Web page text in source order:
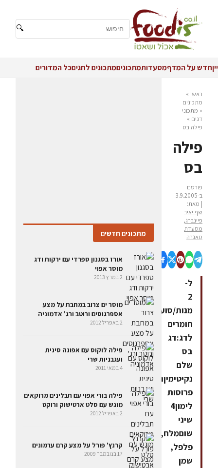
🔍
ייןחדש על המדףמסעדותמתכוניםמתכונים לחגיםכל המדורים
ראשי »
מתכונים
» מתכוני
דגים »
פילה בס
פילה
בס
פורסם
ב-3.9.2005
| מאת:
שף יאיר
פיינברג,
מסעדת
סאגרה
ל-
2
מנות/סועדיםחומרים:
חומרים
לדג:דג
בס
שלם
פרוסות
לימון4
שיני
שוםמלח,
פלפל,
שמן
מתכונים חדשים
אורז בסגנון ספרדי עם ירקות ודג
מוסר אפוי
2 במרץ 2013
מוסר ים צרוב במחבת על מצע
אספרגוסים ורוטב ורג' אדמוניה
2 באפריל 2012
פילה לוקוס עם אפונה סינית
ועגבניות שרי
4 במאי 2011
פילה בורי אפוי עם תבלינים מרוקאים
מוגש עם סלט ארטישוק ורוקט
2 באפריל 2012
קרנץ' פורל על מצע קרם ערמונים
17 בנובמבר 2009